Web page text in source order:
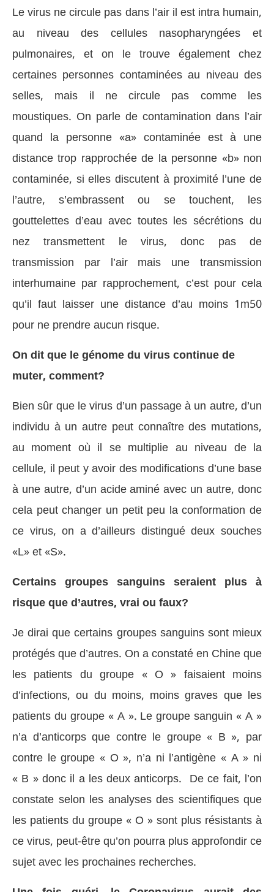
Le virus ne circule pas dans l’air il est intra humain,
au niveau des cellules nasopharyngées et
pulmonaires, et on le trouve également chez
certaines personnes contaminées au niveau des
selles, mais il ne circule pas comme les
moustiques. On parle de contamination dans l’air
quand la personne «a» contaminée est à une
distance trop rapprochée de la personne «b» non
contaminée, si elles discutent à proximité l’une de
l’autre, s’embrassent ou se touchent, les
gouttelettes d’eau avec toutes les sécrétions du
nez transmettent le virus, donc pas de
transmission par l’air mais une transmission
interhumaine par rapprochement, c’est pour cela
qu’il faut laisser une distance d’au moins 1m50
pour ne prendre aucun risque.
On dit que le génome du virus continue de
muter, comment?
Bien sûr que le virus d’un passage à un autre, d’un
individu à un autre peut connaître des mutations,
au moment où il se multiplie au niveau de la
cellule, il peut y avoir des modifications d’une base
à une autre, d’un acide aminé avec un autre, donc
cela peut changer un petit peu la conformation de
ce virus, on a d’ailleurs distingué deux souches
«L» et «S».
Certains groupes sanguins seraient plus à
risque que d’autres, vrai ou faux?
Je dirai que certains groupes sanguins sont mieux
protégés que d’autres. On a constaté en Chine que
les patients du groupe « O » faisaient moins
d’infections, ou du moins, moins graves que les
patients du groupe « A ». Le groupe sanguin « A »
n’a d’anticorps que contre le groupe « B », par
contre le groupe « O », n’a ni l’antigène « A » ni
« B » donc il a les deux anticorps. De ce fait, l’on
constate selon les analyses des scientifiques que
les patients du groupe « O » sont plus résistants à
ce virus, peut-être qu’on pourra plus approfondir ce
sujet avec les prochaines recherches.